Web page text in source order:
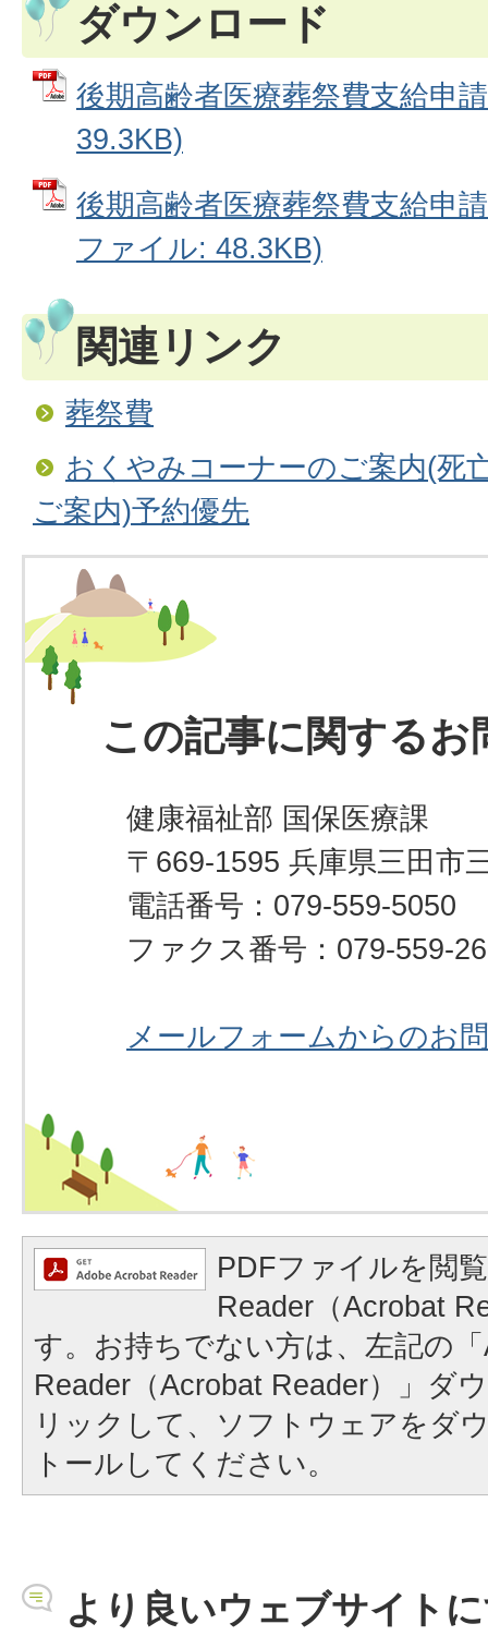
ダウンロード
後期高齢者医療葬祭費支給申
39.3KB)
後期高齢者医療葬祭費支給申
ファイル: 48.3KB)
関連リンク
葬祭費
おくやみコーナーのご案内(死
ご案内)予約優先
この記事に関するお
健康福祉部 国保医療課
〒669-1595 兵庫県三田市
電話番号：079-559-5050
ファクス番号：079-559-
メールフォームからのお
PDFファイルを閲
Reader（Acrobat
す。お持ちでない方は、左記の
Reader（Acrobat Reader）」ダ
リックして、ソフトウェアをダ
トールしてください。
より良いウェブサイト